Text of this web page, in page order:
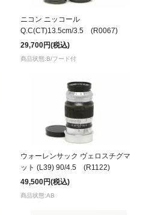
ニコン ニッコール
Q.C(CT)13.5cm/3.5 (R0067)
29,700円(税込)
商品状態:B/フード付
ウォーレンサック ヴェロスチグマ
ット (L39) 90/4.5 (R1122)
49,500円(税込)
商品状態:AB